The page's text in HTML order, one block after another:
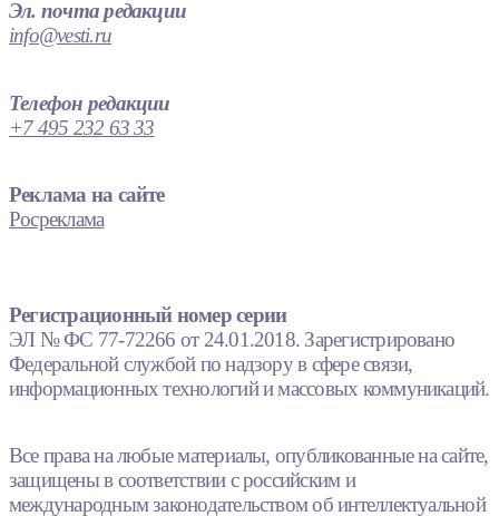
Эл. почта редакции
info@vesti.ru
Телефон редакции
+7 495 232 63 33
Реклама на сайте
Росреклама
Регистрационный номер серии
ЭЛ № ФС 77-72266 от 24.01.2018. Зарегистрировано
Федеральной службой по надзору в сфере связи,
информационных технологий и массовых коммуникаций.
Все права на любые материалы, опубликованные на сайте,
защищены в соответствии с российским и
международным законодательством об интеллектуальной